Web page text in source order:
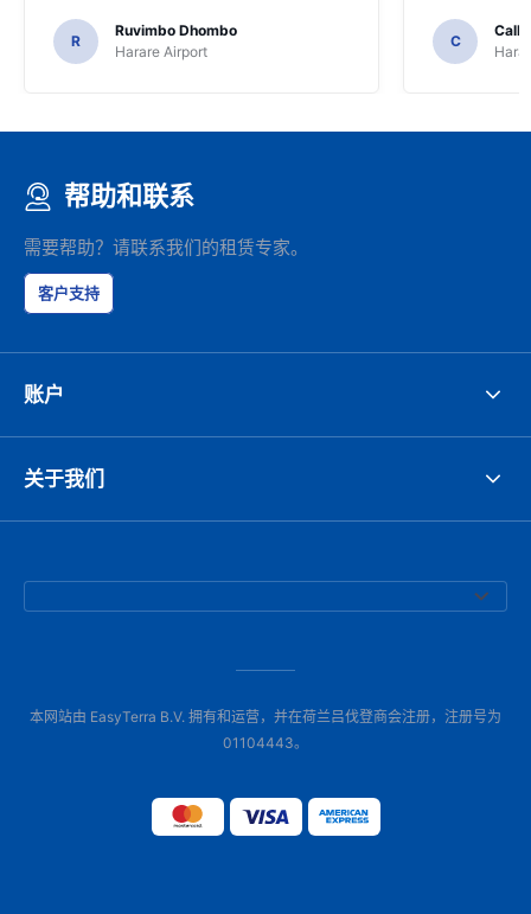
R
Ruvimbo Dhombo
Harare Airport
C
帮助和联系
需要帮助？请联系我们的租赁专家。
客户支持
账户
关于我们
本网站由 EasyTerra B.V. 拥有和运营，并在荷兰吕伐登商会注册，注册号为
01104443。